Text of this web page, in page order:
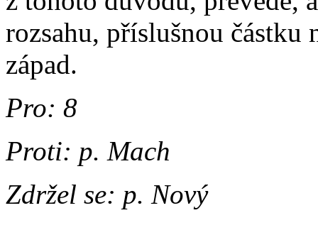
rozsahu, příslušnou
západ.
Pro: 8
Proti: p. Mach
Zdržel se: p. Nový